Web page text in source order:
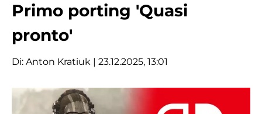
Primo porting 'Quasi
pronto'
Di: Anton Kratiuk | 23.12.2025, 13:01